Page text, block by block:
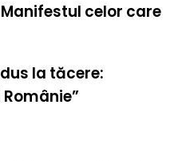
celor care
la tăcere:
Românie”